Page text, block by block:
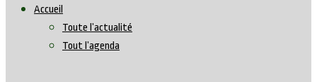
Accueil
Toute l’actualité
Tout l’agenda